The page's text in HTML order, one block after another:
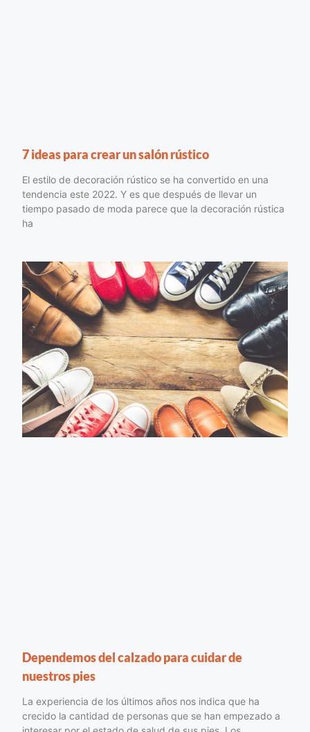
7 ideas para crear un salón rústico
El estilo de decoración rústico se ha convertido en una
tendencia este 2022. Y es que después de llevar un
tiempo pasado de moda parece que la decoración rústica
ha
Dependemos del calzado para cuidar de
nuestros pies
La experiencia de los últimos años nos indica que ha
crecido la cantidad de personas que se han empezado a